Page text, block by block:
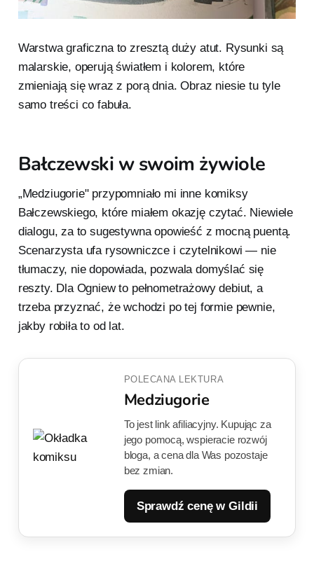
Warstwa graficzna to zresztą duży atut. Rysunki są
malarskie, operują światłem i kolorem, które
zmieniają się wraz z porą dnia. Obraz niesie tu tyle
samo treści co fabuła.
Bałczewski w swoim żywiole
„Medziugorie" przypomniało mi inne komiksy
Bałczewskiego, które miałem okazję czytać. Niewiele
dialogu, za to sugestywna opowieść z mocną puentą.
Scenarzysta ufa rysowniczce i czytelnikowi — nie
tłumaczy, nie dopowiada, pozwala domyślać się
reszty. Dla Ogniew to pełnometrażowy debiut, a
trzeba przyznać, że wchodzi po tej formie pewnie,
jakby robiła to od lat.
POLECANA LEKTURA
Medziugorie
To jest link afiliacyjny. Kupując za
jego pomocą, wspieracie rozwój
bloga, a cena dla Was pozostaje
bez zmian.
Sprawdź cenę w Gildii